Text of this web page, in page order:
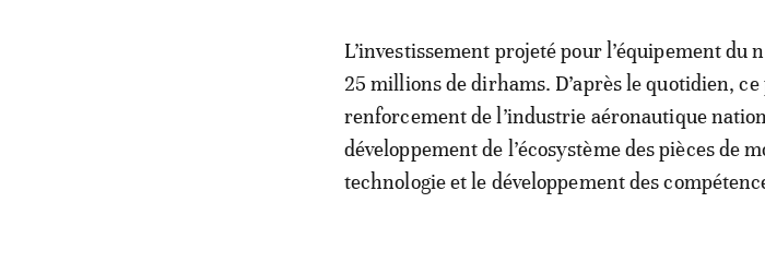
L’investissement projeté pour l’équipement du
25 millions de dirhams. D’après le quotidien,
renforcement de l’industrie aéronautique
développement de l’écosystème des pièces de
technologie et le développement des